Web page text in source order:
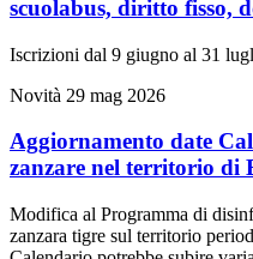
scuolabus, diritto fisso,
Iscrizioni dal 9 giugno al 31
Novità 29 mag 2026
Aggiornamento date
zanzare nel territorio di
Modifica al Programma di
zanzara tigre sul territorio